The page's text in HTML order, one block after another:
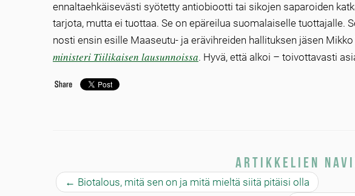
ennaltaehkäisevästi syötetty antiobiootti tai sikojen saparoiden
tarjota, mutta ei tuottaa. Se on epäreilua suomalaiselle tuottajalle.
nosti ensin esille Maaseutu- ja erävihreiden hallituksen jäsen
ministeri Tiilikaisen lausunnoissa. Hyvä, että alkoi – toivottavasti
Artikkelien
← Biotalous, mitä sen on ja mitä mieltä siitä pitäisi olla